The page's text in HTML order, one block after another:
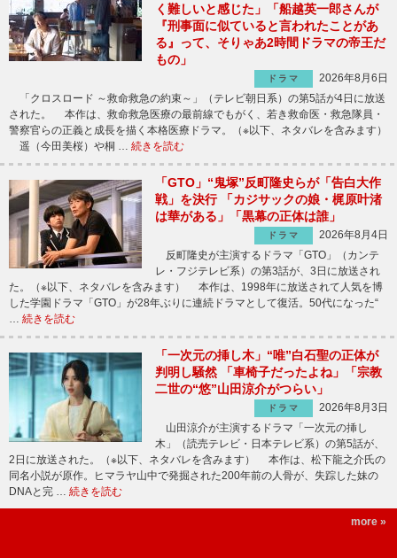
く難しいと感じた」「船越英一郎さんが
『刑事面に似ていると言われたことがあ
る』って、そりゃあ2時間ドラマの帝王だ
もの」
ドラマ
2026年8月6日
「クロスロード ～救命救急の約束～」（テレビ朝日系）の第5話が4日に放送
された。 本作は、救命救急医療の最前線でもがく、若き救命医・救急隊員・
警察官らの正義と成長を描く本格医療ドラマ。（※以下、ネタバレを含みます）
遥（今田美桜）や桐 … 続きを読む
「GTO」“鬼塚”反町隆史らが「告白大作
戦」を決行 「カジサックの娘・梶原叶渚
は華がある」「黒幕の正体は誰」
ドラマ
2026年8月4日
反町隆史が主演するドラマ「GTO」（カンテ
レ・フジテレビ系）の第3話が、3日に放送され
た。（※以下、ネタバレを含みます） 本作は、1998年に放送されて人気を博
した学園ドラマ「GTO」が28年ぶりに連続ドラマとして復活。50代になった“
続きを読む
「一次元の挿し木」“唯”白石聖の正体が
判明し騒然 「車椅子だったよね」「宗教
二世の“悠”山田涼介がつらい」
ドラマ
2026年8月3日
山田涼介が主演するドラマ「一次元の挿し
木」（読売テレビ・日本テレビ系）の第5話が、
2日に放送された。（※以下、ネタバレを含みます） 本作は、松下龍之介氏の
同名小説が原作。ヒマラヤ山中で発掘された200年前の人骨が、失踪した妹の
DNAと完 … 続きを読む
more »